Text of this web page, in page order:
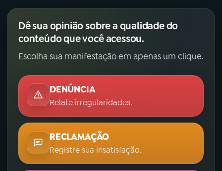
Dê sua opinião sobre a qualidade do
conteúdo que você acessou.
Escolha sua manifestação em apenas um clique.
DENÚNCIA
Relate irregularidades.
RECLAMAÇÃO
Registre sua insatisfação.